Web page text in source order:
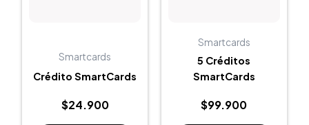
Smartcards
Crédito SmartCards
$24.900
Smartcards
5 Créditos
SmartCards
$99.900